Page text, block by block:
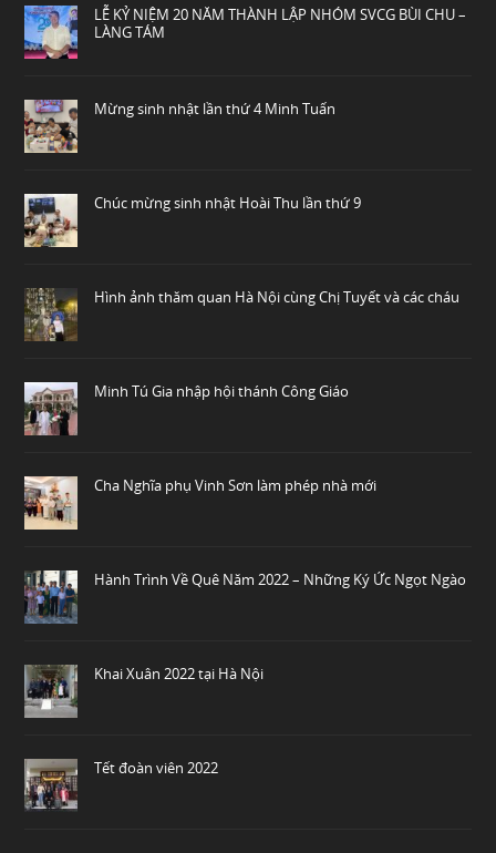
LỄ KỶ NIỆM 20 NĂM THÀNH LẬP NHÓM SVCG BÙI CHU –
LÀNG TÁM
Mừng sinh nhật lần thứ 4 Minh Tuấn
Chúc mừng sinh nhật Hoài Thu lần thứ 9
Hình ảnh thăm quan Hà Nội cùng Chị Tuyết và các cháu
Minh Tú Gia nhập hội thánh Công Giáo
Cha Nghĩa phụ Vinh Sơn làm phép nhà mới
Hành Trình Về Quê Năm 2022 – Những Ký Ức Ngọt Ngào
Khai Xuân 2022 tại Hà Nội
Tết đoàn viên 2022